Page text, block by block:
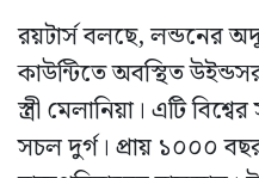
রয়টার্স বলছে, লন্ডনের
কাউন্টিতে অবস্থিত
স্ত্রী মেলানিয়া। এটি
সচল দুর্গ। প্রায় ১০০০